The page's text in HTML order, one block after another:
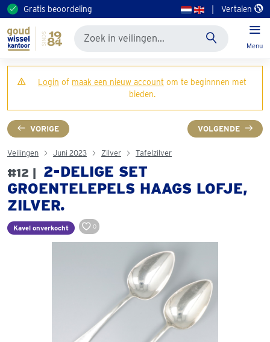
Gratis beoordeling Vertalen
Menu
Login of maak een nieuw account om te beginnnen met
bieden.
VORIGE VOLGENDE
Veilingen Juni 2023 Zilver Tafelzilver
#12 |
2-DELIGE SET
GROENTELEPELS HAAGS LOFJE,
ZILVER.
Kavel onverkocht 0